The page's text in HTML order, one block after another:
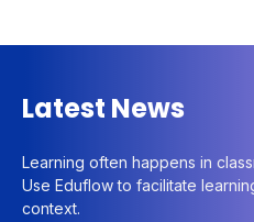
Latest News
Learning often happens in
Use Eduflow to facilitate
context.